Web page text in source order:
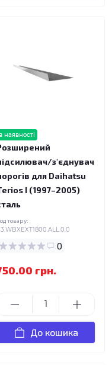
в наявності
з'єднувач
для Daihatsu
I (1997–2005)
товару:
0
грн.
До кошика